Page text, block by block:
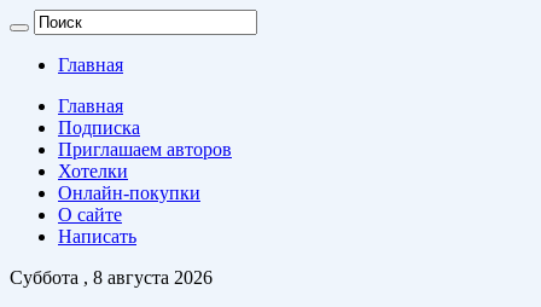
Главная
Главная
Подписка
Приглашаем авторов
Хотелки
Онлайн-покупки
О сайте
Написать
Суббота , 8 августа 2026